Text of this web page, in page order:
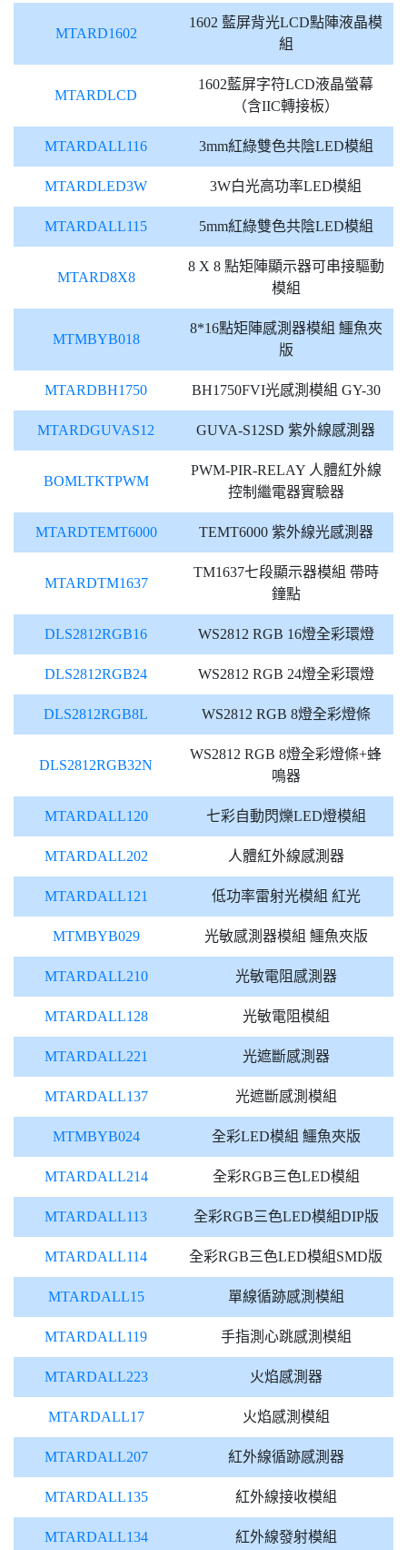
MTARD1602
1602 藍屏背光LCD點陣液晶模
組
MTARDLCD
1602藍屏字符LCD液晶螢幕
（含IIC轉接板）
MTARDALL116 3mm紅綠雙色共陰LED模組
MTARDLED3W 3W白光高功率LED模組
MTARDALL115 5mm紅綠雙色共陰LED模組
MTARD8X8
8 X 8 點矩陣顯示器可串接驅動
模組
MTMBYB018
8*16點矩陣感測器模組 鱷魚夾
版
MTARDBH1750 BH1750FVI光感測模組 GY-30
MTARDGUVAS12 GUVA-S12SD 紫外線感測器
BOMLTKTPWM
PWM-PIR-RELAY 人體紅外線
控制繼電器實驗器
MTARDTEMT6000 TEMT6000 紫外線光感測器
MTARDTM1637
TM1637七段顯示器模組 帶時
鐘點
DLS2812RGB16 WS2812 RGB 16燈全彩環燈
DLS2812RGB24 WS2812 RGB 24燈全彩環燈
DLS2812RGB8L WS2812 RGB 8燈全彩燈條
DLS2812RGB32N
WS2812 RGB 8燈全彩燈條+蜂
鳴器
MTARDALL120 七彩自動閃爍LED燈模組
MTARDALL202 人體紅外線感測器
MTARDALL121 低功率雷射光模組 紅光
MTMBYB029 光敏感測器模組 鱷魚夾版
MTARDALL210 光敏電阻感測器
MTARDALL128 光敏電阻模組
MTARDALL221 光遮斷感測器
MTARDALL137 光遮斷感測模組
MTMBYB024 全彩LED模組 鱷魚夾版
MTARDALL214 全彩RGB三色LED模組
MTARDALL113 全彩RGB三色LED模組DIP版
MTARDALL114 全彩RGB三色LED模組SMD版
MTARDALL15 單線循跡感測模組
MTARDALL119 手指測心跳感測模組
MTARDALL223 火焰感測器
MTARDALL17 火焰感測模組
MTARDALL207 紅外線循跡感測器
MTARDALL135 紅外線接收模組
MTARDALL134 紅外線發射模組